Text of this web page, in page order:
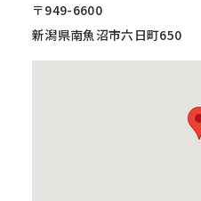
〒949-6600
新潟県南魚沼市六日町650